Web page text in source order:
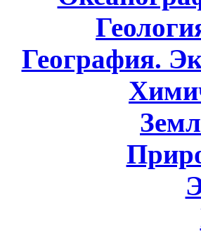
География.